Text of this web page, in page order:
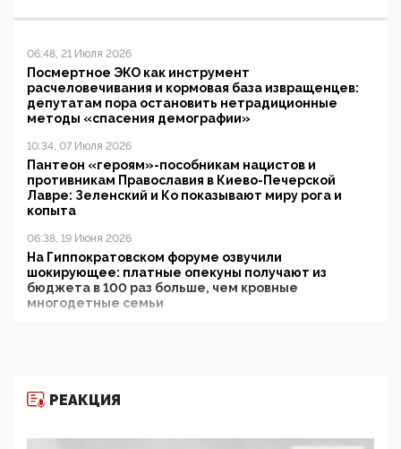
06:48, 21 Июля 2026
Посмертное ЭКО как инструмент
расчеловечивания и кормовая база извращенцев:
депутатам пора остановить нетрадиционные
методы «спасения демографии»
10:34, 07 Июля 2026
Пантеон «героям»-пособникам нацистов и
противникам Православия в Киево-Печерской
Лавре: Зеленский и Ко показывают миру рога и
копыта
06:38, 19 Июня 2026
На Гиппократовском форуме озвучили
шокирующее: платные опекуны получают из
бюджета в 100 раз больше, чем кровные
многодетные семьи
11:53, 09 Июня 2026
деятельность ИИТО ЮНЕСКО в России, но
РЕАКЦИЯ